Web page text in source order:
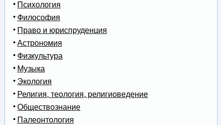
Психология
Философия
Право и юриспруденция
Астрономия
Физкультура
Музыка
Экология
Религия, теология, религиоведение
Обществознание
Палеонтология